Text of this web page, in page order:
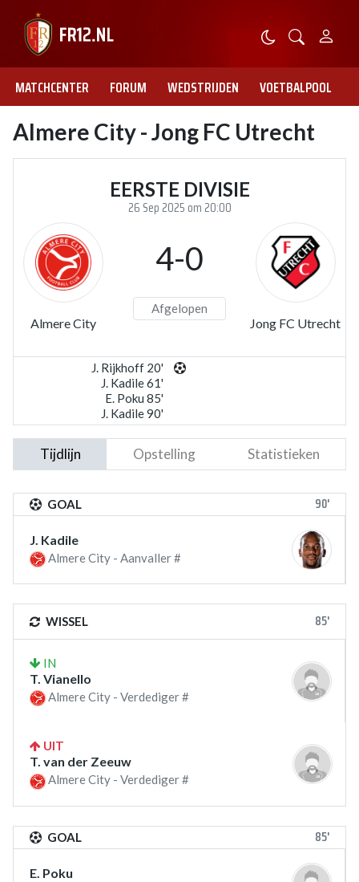
MATCHCENTER FORUM WEDSTRIJDEN VOETBALPOOL
Almere City - Jong FC Utrecht
EERSTE DIVISIE
26 Sep 2025 om 20:00
Almere City
4-0
Afgelopen
Jong FC Utrecht
J. Rijkhoff 20'
J. Kadile 61'
E. Poku 85'
J. Kadile 90'
Tijdlijn Opstelling Statistieken
GOAL 90'
J. Kadile
Almere City - Aanvaller #
WISSEL 85'
IN
T. Vianello
Almere City - Verdediger #
UIT
T. van der Zeeuw
Almere City - Verdediger #
GOAL 85'
E. Poku